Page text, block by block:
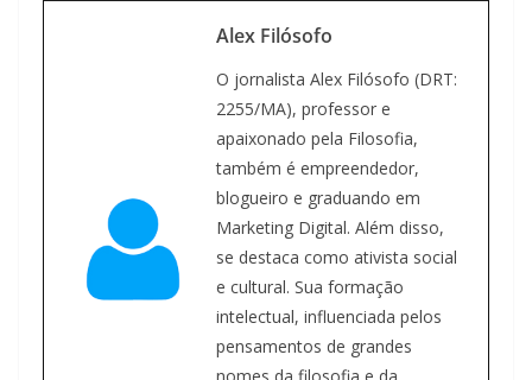
Alex Filósofo
O jornalista Alex Filósofo (DRT:
2255/MA), professor e
apaixonado pela Filosofia,
também é empreendedor,
blogueiro e graduando em
Marketing Digital. Além disso,
se destaca como ativista social
e cultural. Sua formação
intelectual, influenciada pelos
pensamentos de grandes
nomes da filosofia e da